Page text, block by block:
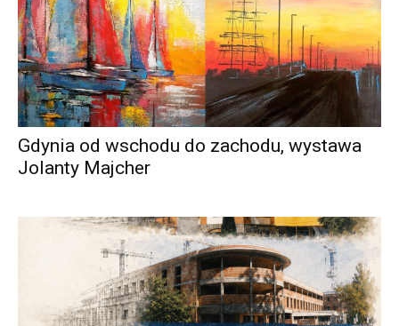
Gdynia od wschodu do zachodu, wystawa
Jolanty Majcher